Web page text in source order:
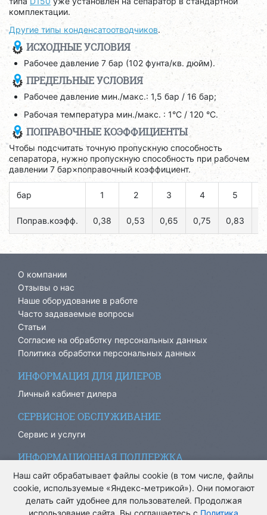
комплектации.
Другие типы конденсатоотводчиков.
ИСХОДНЫЕ УСЛОВИЯ
Рабочее давление 7 бар (102 фунта/кв. дюйм).
ПРЕДЕЛЬНЫЕ УСЛОВИЯ
Рабочее давление мин./макс.: 1,5 бар / 16 бар;
Рабочая температура мин./макс. : 1°C / 120 °C.
ПОПРАВОЧНЫЕ КОЭФФИЦИЕНТЫ
Чтобы подсчитать точную пропускную способность
сепаратора, нужно пропускную способность при рабочем
давлении 7 бар×поправочный коэффициент.
бар 1 2 3 4 5
Поправ.коэфф. 0,38 0,53 0,65 0,75 0,83
О компании
Отзывы о нас
Наше оборудование в работе
Часто задаваемые вопросы
Статьи
Согласие на обработку персональных данных
Политика обработки персональных данных
ИНФОРМАЦИЯ ДЛЯ ДИЛЕРОВ
Личный кабинет дилера
СЕРВИСНОЕ ОБСЛУЖИВАНИЕ
Сервис и услуги
ИНФОРМАЦИОННАЯ ПОДДЕРЖКА
info@ariacom.ru
Наш сайт обрабатывает файлы cookie (в том числе, файлы
cookie, используемые «Яндекс-метрикой»). Они помогают
делать сайт удобнее для пользователей. Продолжая
использование сайта, Вы соглашаетесь с Политика